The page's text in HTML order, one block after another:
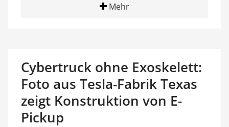
Mehr
Cybertruck ohne Exoskelett:
Foto aus Tesla-Fabrik Texas
zeigt Konstruktion von E-
Pickup